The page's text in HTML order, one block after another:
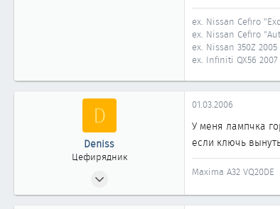
ex. Nissan Cefiro
ex. Nissan Cefiro
ex. Nissan 350Z 2005
ex. Infiniti QX56 2007
D
Deniss
Цефирядник
82
01.03.2006
У меня лампчка
если ключь
Maxima A32 VQ20DE